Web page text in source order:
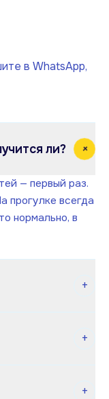
в WhatsApp,
ли? +
— первый раз.
прогулке всегда
нормально, в
+
спасжилет,
+
— тоже
+